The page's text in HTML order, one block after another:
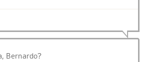
Bernardo?